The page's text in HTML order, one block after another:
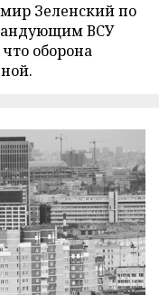
Зеленский по
ВСУ
оборона